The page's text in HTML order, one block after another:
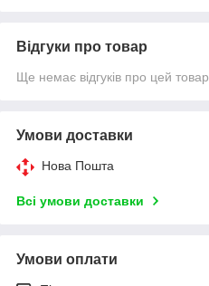
Відгуки про товар
Ще немає відгуків про цей товар
Умови доставки
Нова Пошта
Всі умови доставки
Умови оплати